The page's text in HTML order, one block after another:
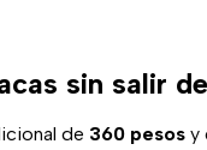
sin salir
de 360 pesos y